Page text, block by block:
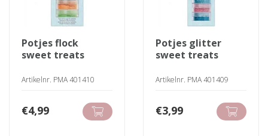
potjes flock
sweet treats
Artikelnr. PMA 401410
€4,99
potjes glitter
sweet treats
Artikelnr. PMA 401409
€3,99